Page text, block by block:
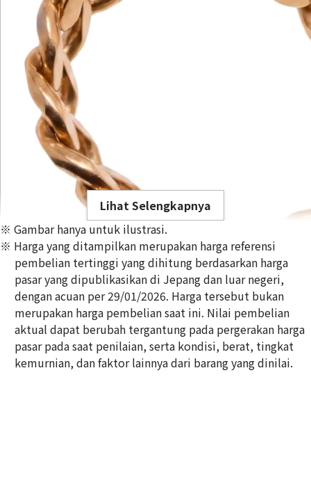
18K gold (K18) Kihei ring
Referensi Harga Buyback
Rp 11.159.140
Lihat Selengkapnya
※ Gambar hanya untuk ilustrasi.
※ Harga yang ditampilkan merupakan harga referensi
pembelian tertinggi yang dihitung berdasarkan harga
pasar yang dipublikasikan di Jepang dan luar negeri,
dengan acuan per 29/01/2026. Harga tersebut bukan
merupakan harga pembelian saat ini. Nilai pembelian
aktual dapat berubah tergantung pada pergerakan harga
pasar pada saat penilaian, serta kondisi, berat, tingkat
kemurnian, dan faktor lainnya dari barang yang dinilai.